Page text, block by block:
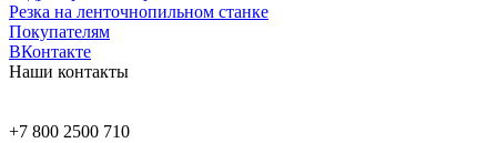
Резка на ленточнопильном станке
Покупателям
ВКонтакте
Наши контакты
+7 800 2500 710